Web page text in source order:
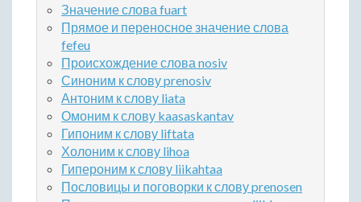
Значение слова fuart
Прямое и переносное значение слова
fefeu
Происхождение слова nosiv
Синоним к слову prenosiv
Антоним к слову liata
Омоним к слову kaasaskantav
Гипоним к слову liftata
Холоним к слову lihoa
Гипероним к слову liikahtaa
Пословицы и поговорки к слову prenosen